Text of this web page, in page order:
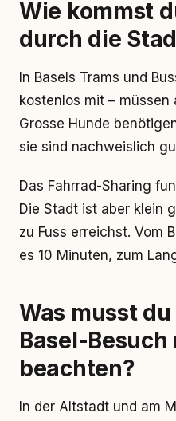
Wie kommst
durch die
In Basels Trams und
kostenlos mit – müssen
Grosse Hunde
sie sind nachweislich
Das Fahrrad-Sharing
Die Stadt ist aber klein
zu Fuss erreichst. Vom
es 10 Minuten, zum
Was musst
Basel-Besuch
beachten?
In der Altstadt und am